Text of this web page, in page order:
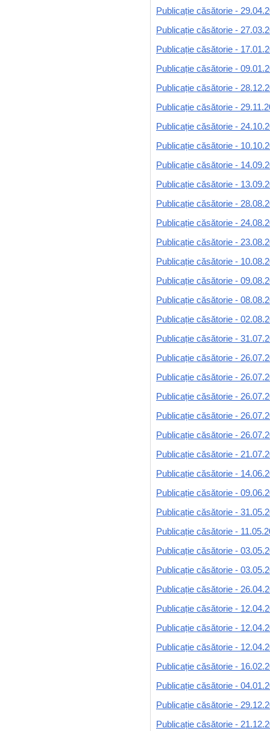
Publicație căsătorie -
Publicație căsătorie -
Publicație căsătorie -
Publicație căsătorie -
Publicație căsătorie -
Publicație căsătorie -
Publicație căsătorie -
Publicație căsătorie -
Publicație căsătorie -
Publicație căsătorie -
Publicație căsătorie -
Publicație căsătorie -
Publicație căsătorie -
Publicație căsătorie -
Publicație căsătorie -
Publicație căsătorie -
Publicație căsătorie -
Publicație căsătorie -
Publicație căsătorie -
Publicație căsătorie -
Publicație căsătorie -
Publicație căsătorie -
Publicație căsătorie -
Publicație căsătorie -
Publicație căsătorie -
Publicație căsătorie -
Publicație căsătorie -
Publicație căsătorie -
Publicație căsătorie -
Publicație căsătorie -
Publicație căsătorie -
Publicație căsătorie -
Publicație căsătorie -
Publicație căsătorie -
Publicație căsătorie -
Publicație căsătorie -
Publicație căsătorie -
Publicație căsătorie -